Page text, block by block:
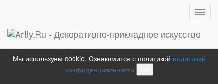
Мы используем cookie. Ознакомится с политикой политикой
конфиденциальности